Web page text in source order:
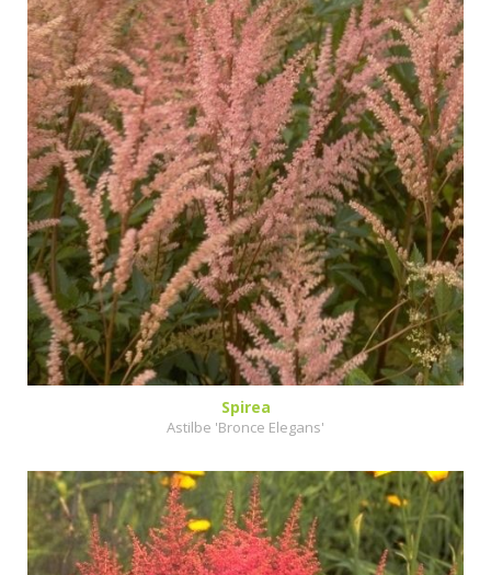
Spirea
Astilbe 'Bronce Elegans'